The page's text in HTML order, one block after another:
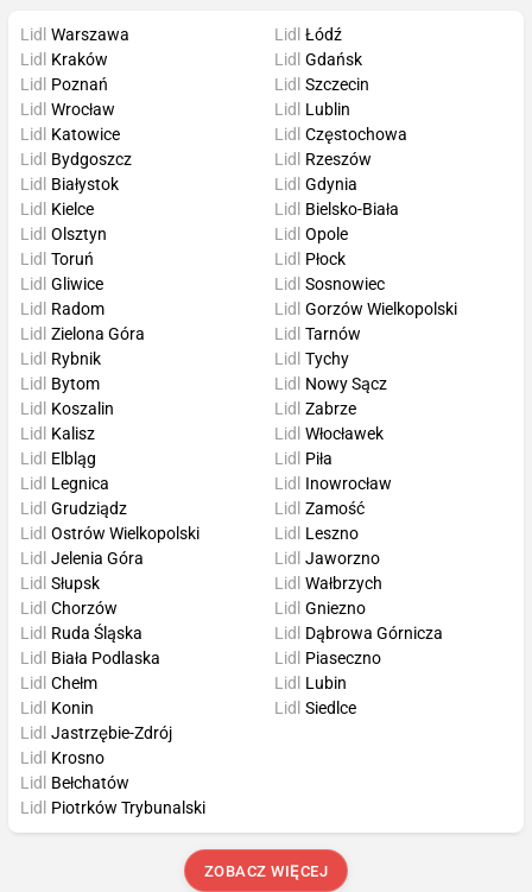
Lidl Warszawa
Lidl
Kraków
Lidl
Poznań
Lidl Wrocław
Lidl Łódź
Lidl Gdańsk
Lidl Szczecin
Lidl
Lublin
Lidl
Katowice
Lidl
Bydgoszcz
Lidl
Białystok
Lidl
Kielce
Lidl Częstochowa
Lidl
Rzeszów
Lidl Gdynia
Lidl
Bielsko-Biała
Lidl Olsztyn
Lidl Toruń
Lidl Gliwice
Lidl
Radom
Lidl Opole
Lidl
Płock
Lidl Sosnowiec
Lidl Gorzów Wielkopolski
Lidl Zielona Góra
Lidl
Rybnik
Lidl
Bytom
Lidl
Koszalin
Lidl Tarnów
Lidl Tychy
Lidl
Nowy Sącz
Lidl Zabrze
Lidl
Kalisz
Lidl
Elbląg
Lidl
Legnica
Lidl Grudziądz
Lidl Włocławek
Lidl
Piła
Lidl
Inowrocław
Lidl Zamość
Lidl Ostrów Wielkopolski
Lidl Jelenia Góra
Lidl Słupsk
Lidl Chorzów
Lidl
Leszno
Lidl Jaworzno
Lidl Wałbrzych
Lidl Gniezno
Lidl
Ruda Śląska
Lidl
Biała Podlaska
Lidl Chełm
Lidl
Konin
Lidl
Dąbrowa Górnicza
Lidl
Piaseczno
Lidl
Lubin
Lidl Siedlce
Lidl Jastrzębie-Zdrój
Lidl
Krosno
Lidl
Bełchatów
Lidl
Piotrków Trybunalski
ZOBACZ WIĘCEJ